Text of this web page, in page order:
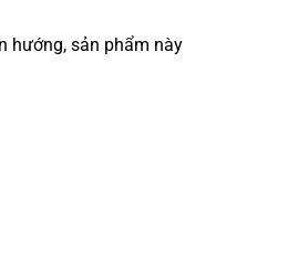
hướng, sản phẩm này